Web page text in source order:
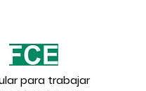
para trabajar